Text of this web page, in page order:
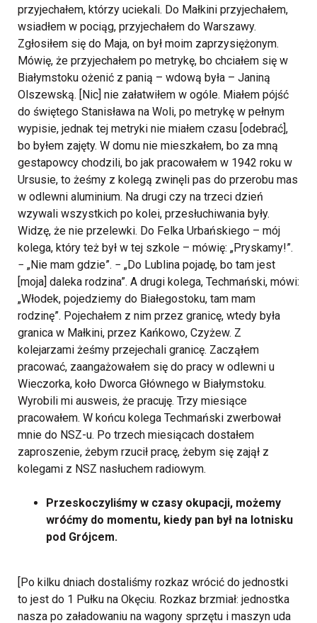
przyjechałem, którzy uciekali. Do Małkini przyjechałem,
wsiadłem w pociąg, przyjechałem do Warszawy.
Zgłosiłem się do Maja, on był moim zaprzysiężonym.
Mówię, że przyjechałem po metrykę, bo chciałem się w
Białymstoku ożenić z panią – wdową była – Janiną
Olszewską. [Nic] nie załatwiłem w ogóle. Miałem pójść
do świętego Stanisława na Woli, po metrykę w pełnym
wypisie, jednak tej metryki nie miałem czasu [odebrać],
bo byłem zajęty. W domu nie mieszkałem, bo za mną
gestapowcy chodzili, bo jak pracowałem w 1942 roku w
Ursusie, to żeśmy z kolegą zwinęli pas do przerobu mas
w odlewni aluminium. Na drugi czy na trzeci dzień
wzywali wszystkich po kolei, przesłuchiwania były.
Widzę, że nie przelewki. Do Felka Urbańskiego – mój
kolega, który też był w tej szkole – mówię: „Pryskamy!”.
− „Nie mam gdzie”. − „Do Lublina pojadę, bo tam jest
[moja] daleka rodzina”. A drugi kolega, Techmański, mówi:
„Włodek, pojedziemy do Białegostoku, tam mam
rodzinę”. Pojechałem z nim przez granicę, wtedy była
granica w Małkini, przez Kańkowo, Czyżew. Z
kolejarzami żeśmy przejechali granicę. Zacząłem
pracować, zaangażowałem się do pracy w odlewni u
Wieczorka, koło Dworca Głównego w Białymstoku.
Wyrobili mi ausweis, że pracuję. Trzy miesiące
pracowałem. W końcu kolega Techmański zwerbował
mnie do NSZ-u. Po trzech miesiącach dostałem
zaproszenie, żebym rzucił pracę, żebym się zajął z
kolegami z NSZ nasłuchem radiowym.
Przeskoczyliśmy w czasy okupacji, możemy
wróćmy do momentu, kiedy pan był na lotnisku
pod Grójcem.
[Po kilku dniach dostaliśmy rozkaz wrócić do jednostki
to jest do 1 Pułku na Okęciu. Rozkaz brzmiał: jednostka
nasza po załadowaniu na wagony sprzętu i maszyn uda